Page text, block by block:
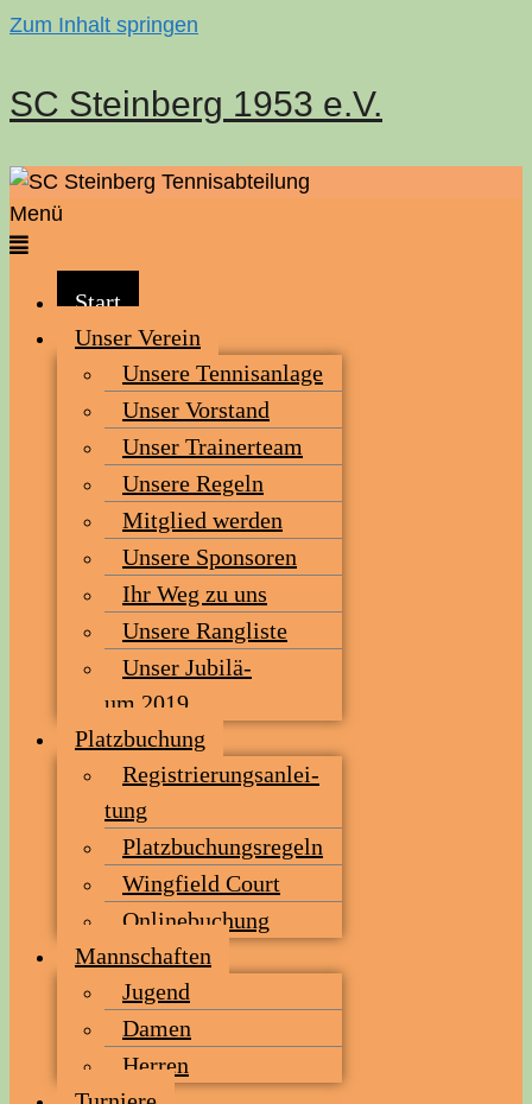
Zum Inhalt springen
SC Steinberg 1953 e.V.
Menü
Start
Unser Ver­ein
Unse­re Tennisanlage
Unser Vor­stand
Unser Trai­ner­team
Unse­re Regeln
Mit­glied werden
Unse­re Sponsoren
Ihr Weg zu uns
Unse­re Rangliste
Unser Jubi­lä­
um 2019
Platz­bu­chung
Regis­trie­rungs­an­lei­
tung
Platz­bu­chungs­re­geln
Wing­field Court
Online­bu­chung
Mann­schaf­ten
Jugend
Damen
Her­ren